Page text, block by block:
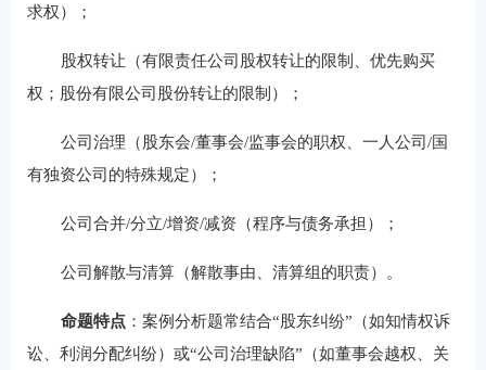
求权）；
股权转让（有限责任公司股权转让的限制、优先购买
权；股份有限公司股份转让的限制）；
公司治理（股东会/董事会/监事会的职权、一人公司/国
有独资公司的特殊规定）；
公司合并/分立/增资/减资（程序与债务承担）；
公司解散与清算（解散事由、清算组的职责）。
命题特点：案例分析题常结合“股东纠纷”（如知情权诉
讼、利润分配纠纷）或“公司治理缺陷”（如董事会越权、关